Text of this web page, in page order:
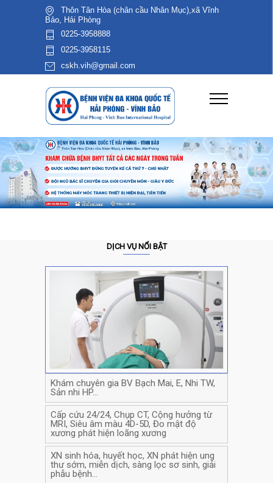
Thôn Tân Hòa (chân cầu Nhân Mục),xã Vĩnh
Bảo, Hải Phòng
0225-3958888
0225-3958115
cskh.vih@gmail.com
DỊCH VỤ NỔI BẬT
Khám chuyên gia BV Bạch Mai, E, Nhi TW,
Sản nhi HP…
Cấp cứu 24/24, Chụp CT, Cộng hưởng từ
MRI, Siêu âm màu 4D-5D, Đo mật độ
xương phát hiện loãng xương
XN sinh hóa, huyết học, XN phát hiện ung
thư sớm, miễn dịch, sàng lọc sơ sinh, giải
phẫu bệnh…